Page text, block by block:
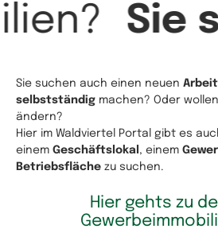
Sie
Sie suchen auch einen neuen
selbstständig machen? Oder
ändern?
Hier im Waldviertel Portal gibt es
einem Geschäftslokal , einem
Betriebsfläche zu suchen.
Hier gehts zu